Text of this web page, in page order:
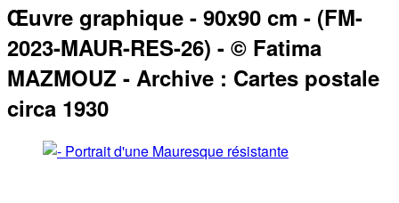
Œuvre graphique - 90x90 cm - (FM-
2023-MAUR-RES-26) - © Fatima
MAZMOUZ - Archive : Cartes postale
circa 1930